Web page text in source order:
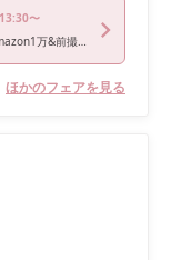
〜
限定開催！＜人気の挙式演出ALL体験＞Amazon1万&前撮りプレゼント付きBIGフェア◇黒毛和牛4万コース＆アフタヌーンティー試食◇初見学におススメ◎記憶に残る空間美*憧れ大聖堂
ほかのフェアを見る